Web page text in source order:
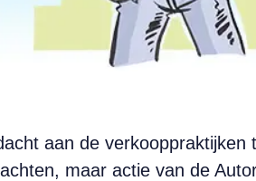
aan de
maar actie van de